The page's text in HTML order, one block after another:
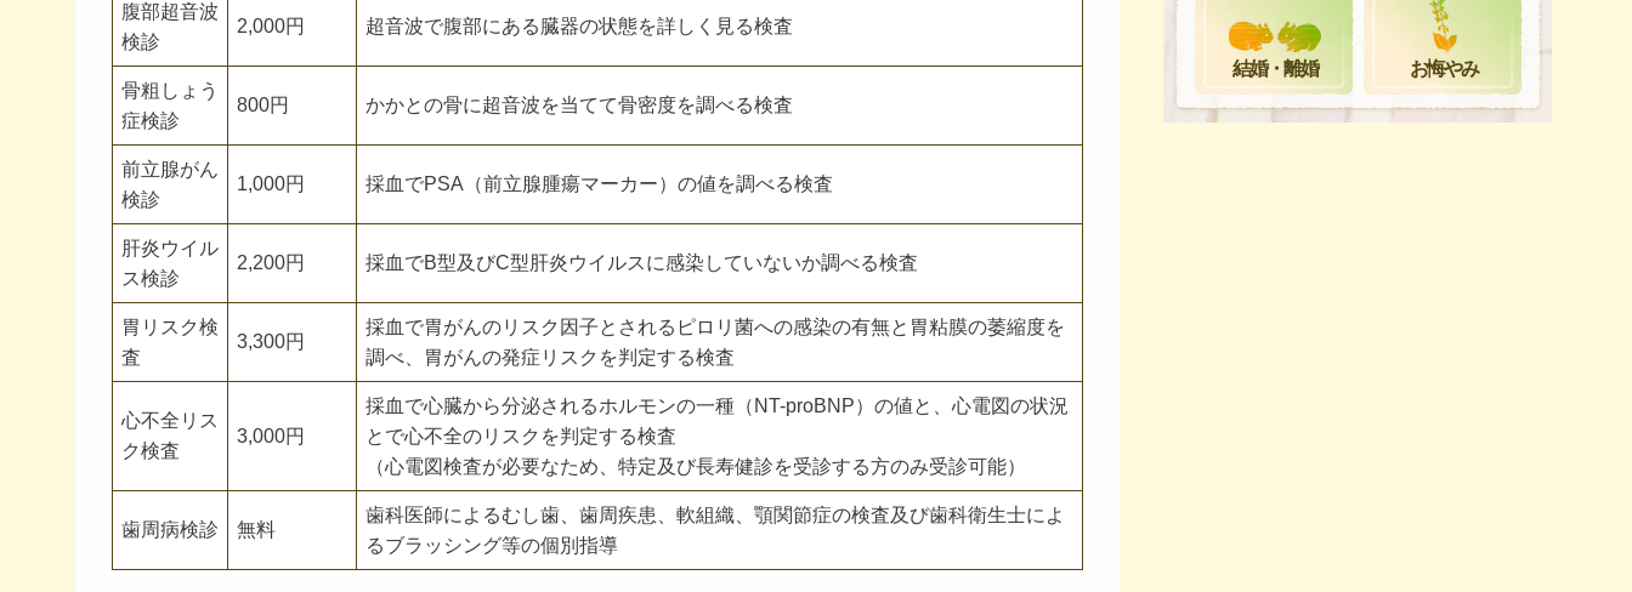
腹部超音波
検診
2,000円 超音波で腹部にある臓器の状態を詳しく見る検査
骨粗しょう
症検診
800円 かかとの骨に超音波を当てて骨密度を調べる検査
前立腺がん
検診
1,000円 採血でPSA（前立腺腫瘍マーカー）の値を調べる検査
肝炎ウイル
ス検診
2,200円 採血でB型及びC型肝炎ウイルスに感染していないか調べる検査
胃リスク検
査
3,300円
採血で胃がんのリスク因子とされるピロリ菌への感染の有無と胃粘膜の萎縮度を
調べ、胃がんの発症リスクを判定する検査
心不全リス
ク検査
3,000円
採血で心臓から分泌されるホルモンの一種（NT-proBNP）の値と、心電図の状況
とで心不全のリスクを判定する検査
（心電図検査が必要なため、特定及び長寿健診を受診する方のみ受診可能）
歯周病検診 無料
歯科医師によるむし歯、歯周疾患、軟組織、顎関節症の検査及び歯科衛生士によ
るブラッシング等の個別指導
結婚・離婚 お悔やみ